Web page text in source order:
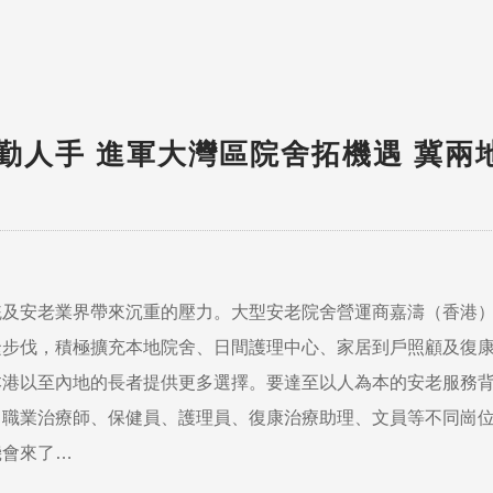
人手 進軍大灣區院舍拓機遇 冀兩
安老業界帶來沉重的壓力。大型安老院舍營運商嘉濤（香港
伐，積極擴充本地院舍、日間護理中心、家居到戶照顧及復
以至內地的長者提供更多選擇。要達至以人為本的安老服務
業治療師、保健員、護理員、復康治療助理、文員等不同崗
會來了…